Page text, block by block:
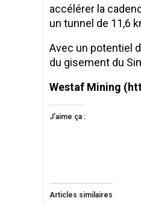
accélérer la
un tunnel de 11,6
Avec un potentiel
du gisement du
Westaf Mining
J’aime ça :
Articles similaires